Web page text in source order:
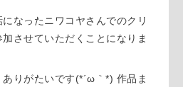
なったニワコヤさんでのクリ
させていただくことになりま
りがたいです(*´ω｀*) 作品ま